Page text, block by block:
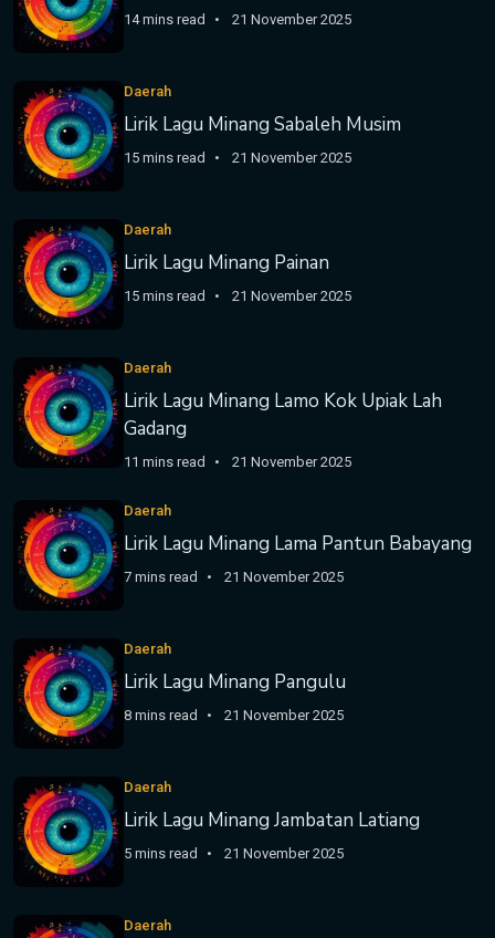
14 mins read 21 November 2025
Daerah
Lirik Lagu Minang Sabaleh Musim
15 mins read 21 November 2025
Daerah
Lirik Lagu Minang Painan
15 mins read 21 November 2025
Daerah
Lirik Lagu Minang Lamo Kok Upiak Lah
Gadang
11 mins read 21 November 2025
Daerah
Lirik Lagu Minang Lama Pantun Babayang
7 mins read 21 November 2025
Daerah
Lirik Lagu Minang Pangulu
8 mins read 21 November 2025
Daerah
Lirik Lagu Minang Jambatan Latiang
5 mins read 21 November 2025
Daerah